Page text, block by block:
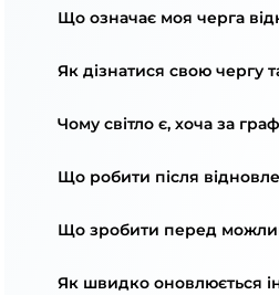
Що означає моя черга
Як дізнатися свою чергу
Чому світло є, хоча за
Що робити після
Що зробити перед
Як швидко оновлюється